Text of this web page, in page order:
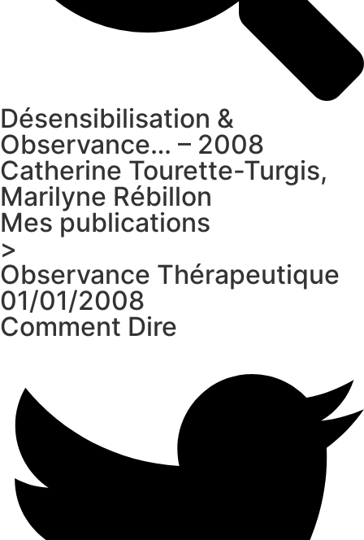
Désensibilisation &
Observance… – 2008
Catherine Tourette-Turgis,
Marilyne Rébillon
Mes publications
>
Observance Thérapeutique
01/01/2008
Comment Dire